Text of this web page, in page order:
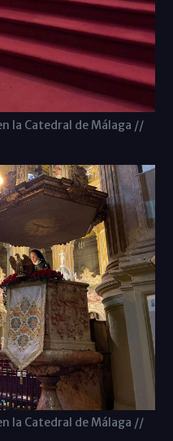
la Catedral de Málaga //
la Catedral de Málaga //